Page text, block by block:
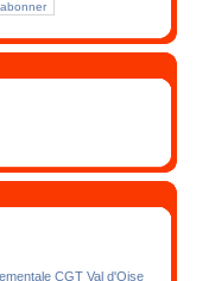
CGT Val d'Oise